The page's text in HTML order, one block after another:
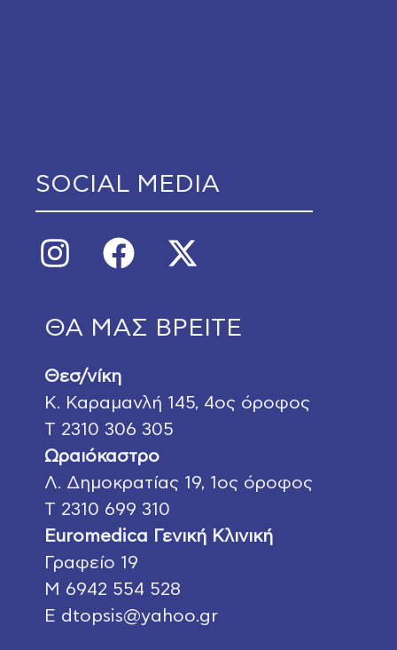
SOCIAL MEDIA
ΘΑ ΜΑΣ ΒΡΕΙΤΕ
Θεσ/νίκη
Κ. Καραμανλή 145, 4ος όροφος
Τ 2310 306 305
Ωραιόκαστρο
Λ. Δημοκρατίας 19, 1ος όροφος
Τ 2310 699 310
Euromedica Γενική Κλινική
Γραφείο 19
Μ 6942 554 528
E dtopsis@yahoo.gr